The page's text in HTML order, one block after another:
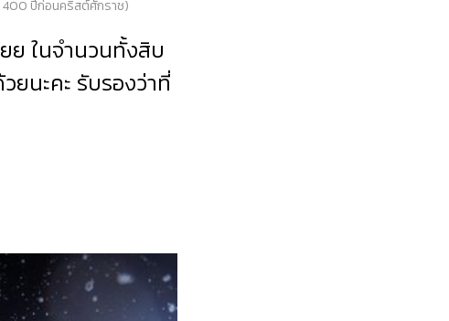
400 ปีก่อนคริสต์ศักราช)
ย ในจำนวนทั้งสิบ
นะคะ รับรองว่าที่